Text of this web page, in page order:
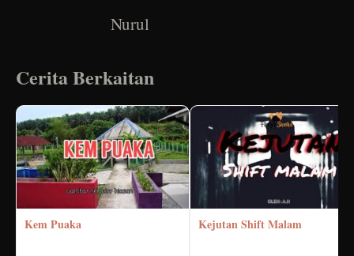
Nurul
Cerita Berkaitan
Kem Puaka Kejutan Shift Malam